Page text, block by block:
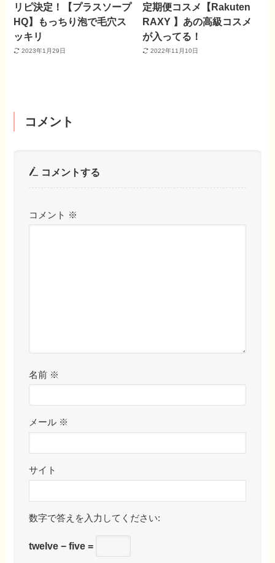
リピ決定！【プラスソープ
HQ】もっちり泡で毛穴ス
ッキリ
2023年1月29日
定期便コスメ【Rakuten
RAXY 】あの高級コスメ
が入ってる！
2022年11月10日
コメント
コメントする
コメント ※
名前 ※
メール ※
サイト
数字で答えを入力してください:
twelve − five =